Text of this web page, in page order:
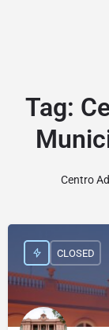
Tag:
Centro
CLOSED